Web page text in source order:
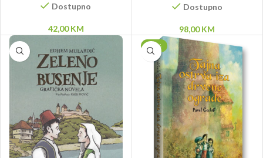
Dostupno
42,00KM
Dostupno
98,00KM
-20%